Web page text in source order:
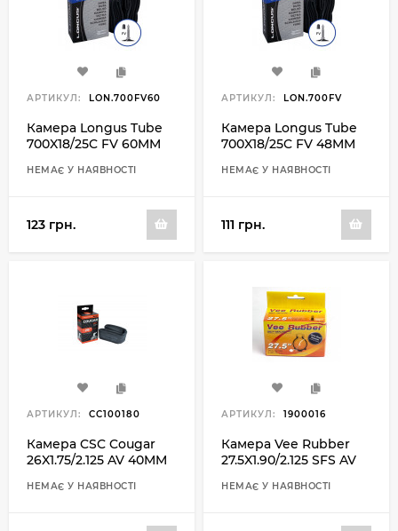
АРТИКУЛ: LON.700FV60
Камера Longus Tube
700X18/25C FV 60MM
НЕМАЄ У НАЯВНОСТІ
123 грн.
АРТИКУЛ: LON.700FV
Камера Longus Tube
700X18/25C FV 48MM
НЕМАЄ У НАЯВНОСТІ
111 грн.
АРТИКУЛ: CC100180
Камера CSC Cougar
26X1.75/2.125 AV 40MM
НЕМАЄ У НАЯВНОСТІ
АРТИКУЛ: 1900016
Камера Vee Rubber
27.5X1.90/2.125 SFS AV
НЕМАЄ У НАЯВНОСТІ